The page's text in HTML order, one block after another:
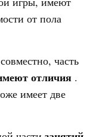
от пола
часть
отличия .
имеет две